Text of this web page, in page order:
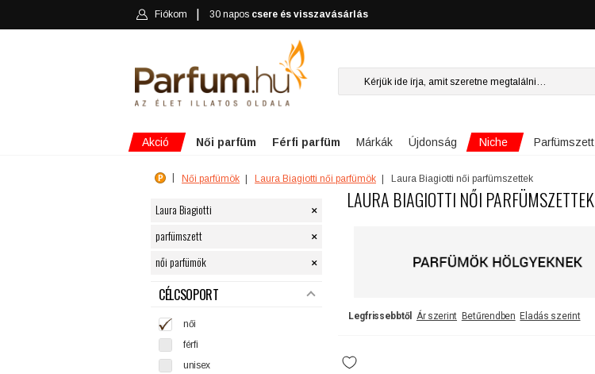
Fiókom 30 napos csere és visszavásárlás
Akció Női parfüm Férfi parfüm Márkák Újdonság Niche Parfümszett
Női parfümök Laura Biagiotti női parfümök Laura Biagiotti női parfümszettek
Laura Biagiotti ×
parfümszett ×
női parfümök ×
SZŰRÉS
CÉLCSOPORT
női
férfi
unisex
LAURA BIAGIOTTI NŐI PARFÜMSZETTEK
Legfrissebbtől Ár szerint Betűrendben Eladás szerint